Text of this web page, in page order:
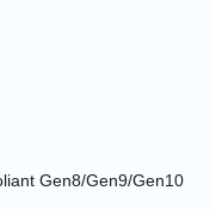
Gen8/Gen9/Gen10